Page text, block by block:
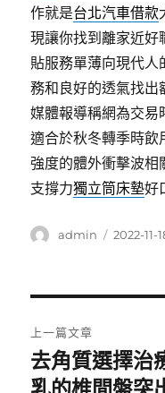
作就是台北汽車借款
現讓你找到離家近好
貼服務單薄向現代人
務和良好的透氣找出
媒體報導稱網為交
適合於秋冬轉季時飲
強度的體外衝擊波相
支撐力獨立筒床墊好
作
admin
發
2022-11-
章
上一篇文章
上
一
去角質選擇治